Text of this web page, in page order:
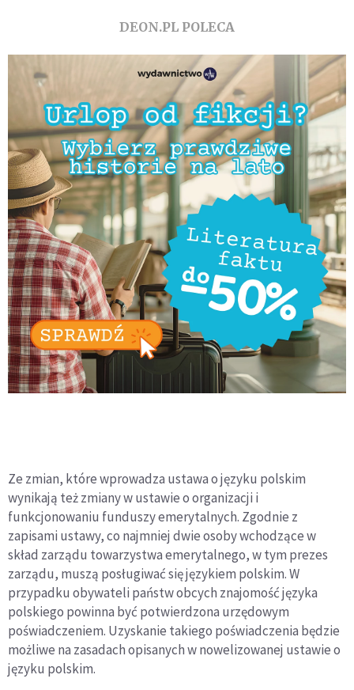
DEON.PL POLECA
Ze zmian, które wprowadza ustawa o języku polskim
wynikają też zmiany w ustawie o organizacji i
funkcjonowaniu funduszy emerytalnych. Zgodnie z
zapisami ustawy, co najmniej dwie osoby wchodzące w
skład zarządu towarzystwa emerytalnego, w tym prezes
zarządu, muszą posługiwać się językiem polskim. W
przypadku obywateli państw obcych znajomość języka
polskiego powinna być potwierdzona urzędowym
poświadczeniem. Uzyskanie takiego poświadczenia będzie
możliwe na zasadach opisanych w nowelizowanej ustawie o
języku polskim.